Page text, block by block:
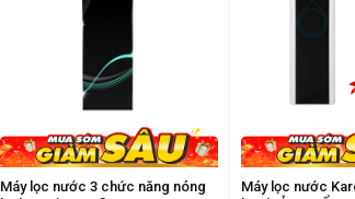
Máy lọc nước 3 chức năng nóng
Máy lọc nước